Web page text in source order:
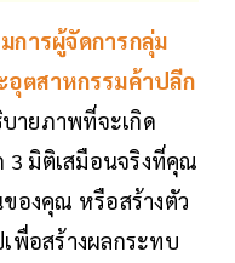
การผู้จัดการกลุ่ม
ตสาหกรรมค้าปลีก
ายภาพที่จะเกิด
3 มิติเสมือนจริงที่คุณ
องคุณ หรือสร้างตัว
พื่อสร้างผลกระทบ